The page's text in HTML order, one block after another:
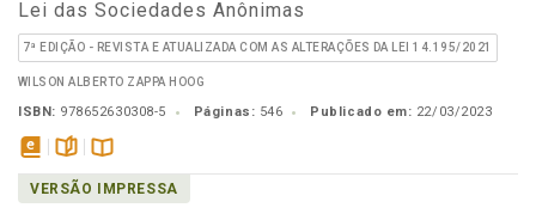
Lei das Sociedades Anônimas
7ª EDIÇÃO - REVISTA E ATUALIZADA COM AS ALTERAÇÕES DA LEI 14.195/2021
WILSON ALBERTO ZAPPA HOOG
ISBN: 978652630308-5 Páginas: 546 Publicado em: 22/03/2023
disponível
em
páginasDisponível
na
VERSÃO IMPRESSA